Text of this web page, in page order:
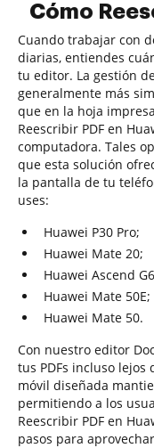
Cómo
Cuando trabajar con
diarias, entiendes
tu editor. La gestión
generalmente más
que en la hoja
Reescribir PDF en
computadora. Tales
que esta solución
la pantalla de tu
uses:
Huawei P30 Pro;
Huawei Mate 20;
Huawei Ascend
Huawei Mate 50E;
Huawei Mate 50.
Con nuestro editor
tus PDFs incluso
móvil diseñada
permitiendo a los
Reescribir PDF en
pasos para